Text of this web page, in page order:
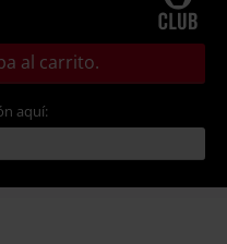
al carrito.
aquí: